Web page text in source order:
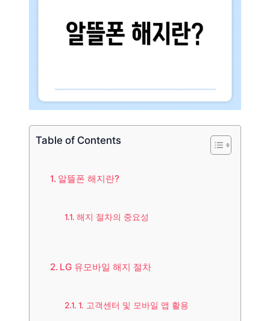
Table of Contents
알뜰폰 해지란?
해지 절차의 중요성
LG 유모바일 해지 절차
1. 고객센터 및 모바일 앱 활용